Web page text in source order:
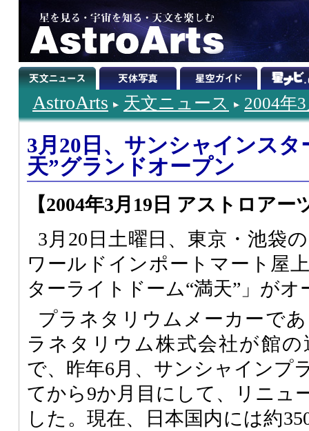
AstroArts 天文ニュース 2004年
3月20日、サンシャインス
天”グランドオープン
【2004年3月19日 アストロアー
3月20日土曜日、東京・池袋
ワールドインポートマート屋
ターライトドーム“満天”」がオ
プラネタリウムメーカーで
ラネタリウム株式会社が館
で、昨年6月、サンシャインプ
てから9か月目にして、リニュ
した。現在、日本国内には約